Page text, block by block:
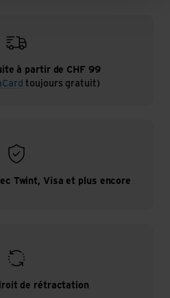
à partir de CHF 99
toujours gratuit)
Twint, Visa et plus encore
de rétractation